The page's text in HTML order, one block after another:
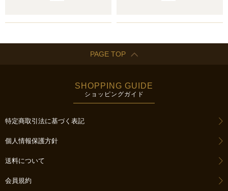
PAGE TOP
SHOPPING GUIDE
ショッピングガイド
特定商取引法に基づく表記
個人情報保護方針
送料について
会員規約